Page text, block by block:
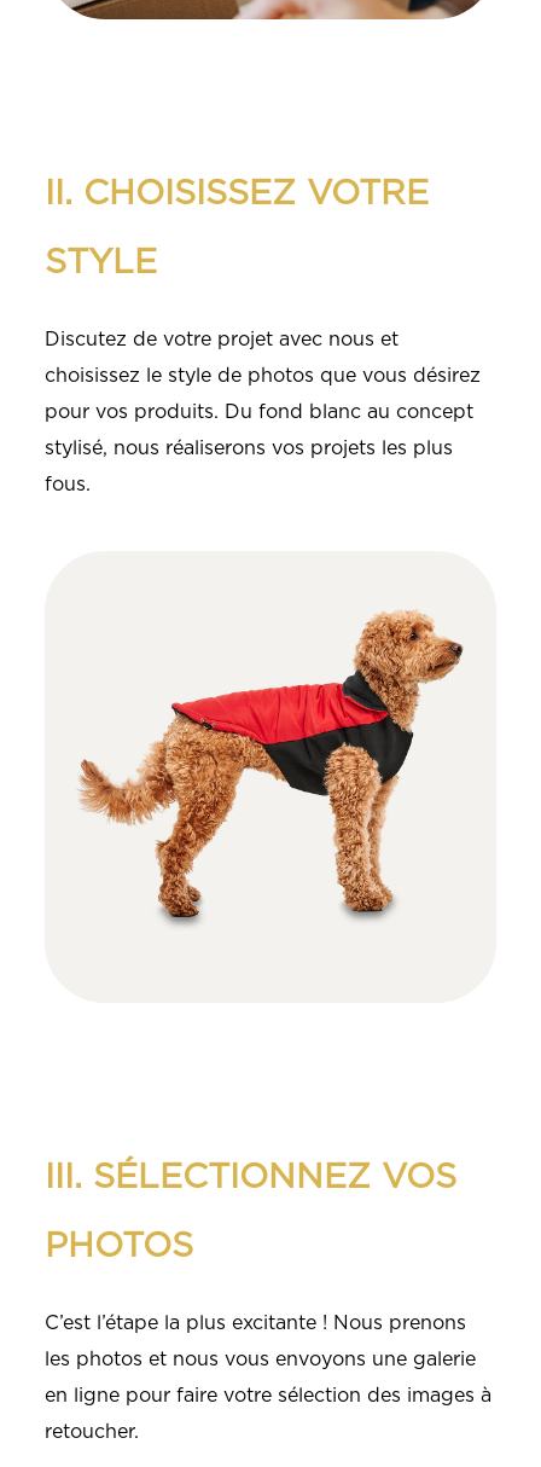
II. CHOISISSEZ VOTRE
STYLE
Discutez de votre projet avec nous et
choisissez le style de photos que vous désirez
pour vos produits. Du fond blanc au concept
stylisé, nous réaliserons vos projets les plus
fous.
III. SÉLECTIONNEZ VOS
PHOTOS
C’est l’étape la plus excitante ! Nous prenons
les photos et nous vous envoyons une galerie
en ligne pour faire votre sélection des images à
retoucher.